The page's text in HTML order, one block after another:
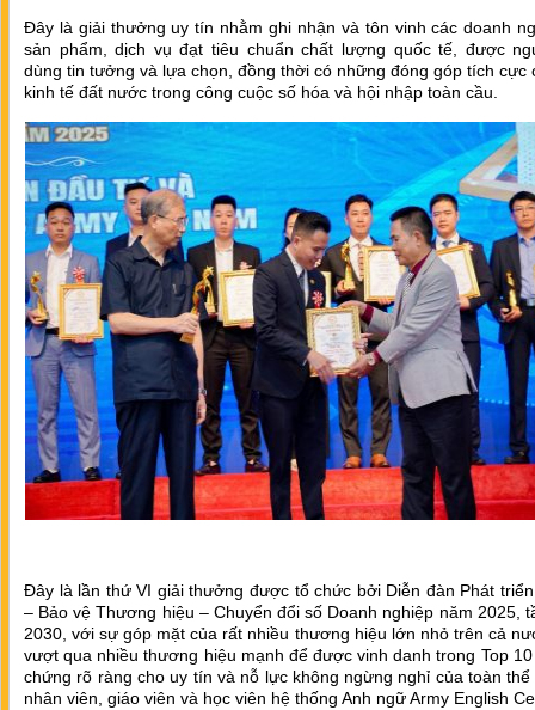
Đây là giải thưởng uy tín nhằm ghi nhận và tôn vinh các doanh
sản phẩm, dịch vụ đạt tiêu chuẩn chất lượng quốc tế, được
dùng tin tưởng và lựa chọn, đồng thời có những đóng góp tích cực
kinh tế đất nước trong công cuộc số hóa và hội nhập toàn cầu.
Đây là lần thứ VI giải thưởng được tổ chức bởi Diễn đàn Phát
– Bảo vệ Thương hiệu – Chuyển đổi số Doanh nghiệp năm 2025,
2030, với sự góp mặt của rất nhiều thương hiệu lớn nhỏ trên cả
vượt qua nhiều thương hiệu mạnh để được vinh danh trong Top
chứng rõ ràng cho uy tín và nỗ lực không ngừng nghỉ của toàn thể
nhân viên, giáo viên và học viên hệ thống Anh ngữ Army English